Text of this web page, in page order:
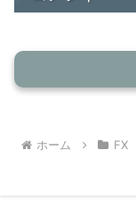
ホーム FX